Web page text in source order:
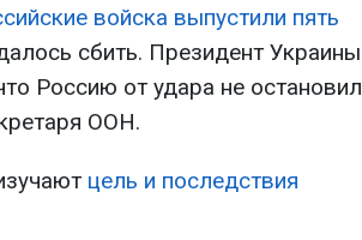
войска выпустили пять
сбить. Президент Украины
Россию от удара не остановил
ООН.
цель и последствия